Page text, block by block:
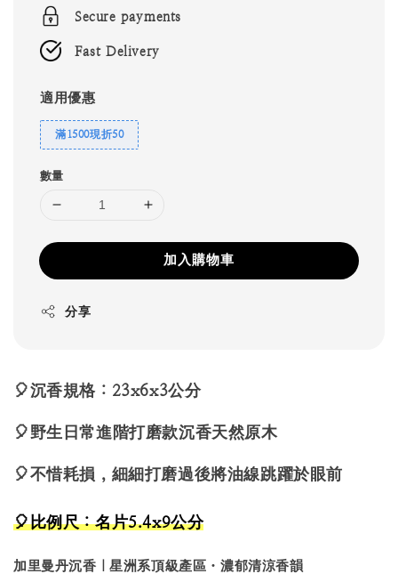
Secure payments
Fast Delivery
適用優惠
滿1500現折50
數量
加入購物車
分享
🎈沉香規格：23x6x3公分
🎈野生日常進階打磨款沉香天然原木
🎈不惜耗損，細細打磨過後將油線跳躍於眼前
🎈比例尺：名片5.4x9公分
加里曼丹沉香｜星洲系頂級產區・濃郁清涼香韻